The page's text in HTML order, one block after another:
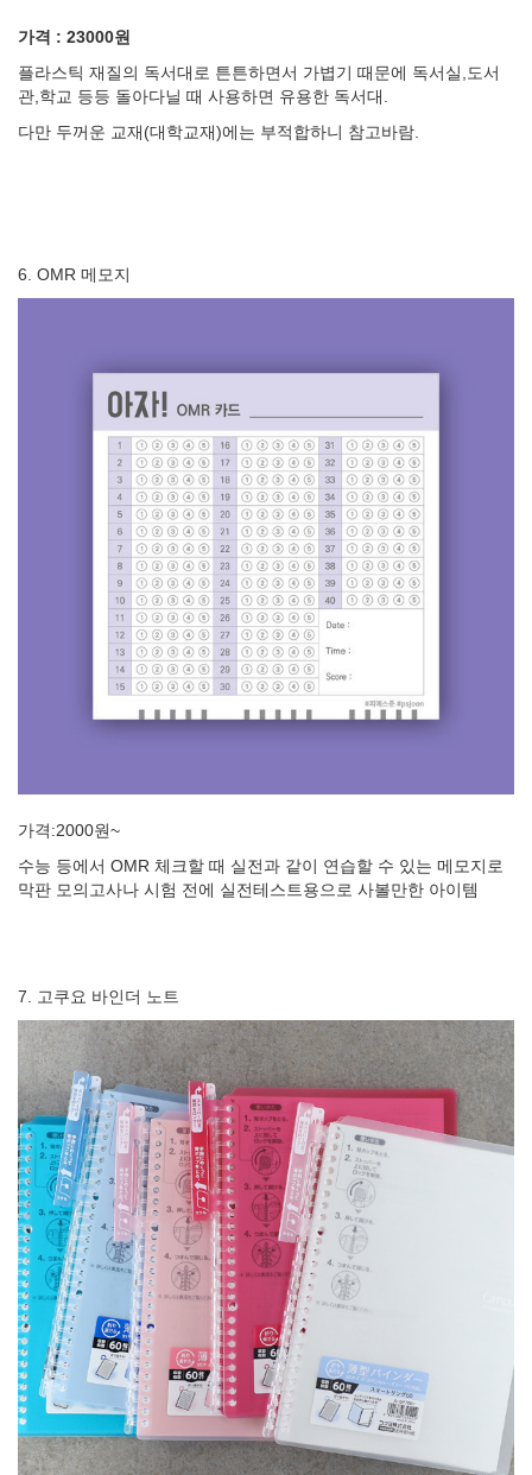
가격 : 23000원
플라스틱 재질의 독서대로 튼튼하면서 가볍기 때문에 독서실,도서
관,학교 등등 돌아다닐 때 사용하면 유용한 독서대.
다만 두꺼운 교재(대학교재)에는 부적합하니 참고바람.
6. OMR 메모지
가격:2000원~
수능 등에서 OMR 체크할 때 실전과 같이 연습할 수 있는 메모지로
막판 모의고사나 시험 전에 실전테스트용으로 사볼만한 아이템
7. 고쿠요 바인더 노트